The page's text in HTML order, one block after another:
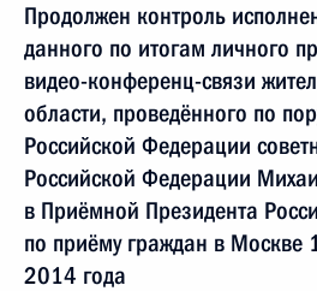
Продолжен контроль
данного по итогам личного
видео-конференц-связи
области, проведённого по
Российской Федерации
Российской Федерации
в Приёмной Президента
по приёму граждан в Москве
2014 года